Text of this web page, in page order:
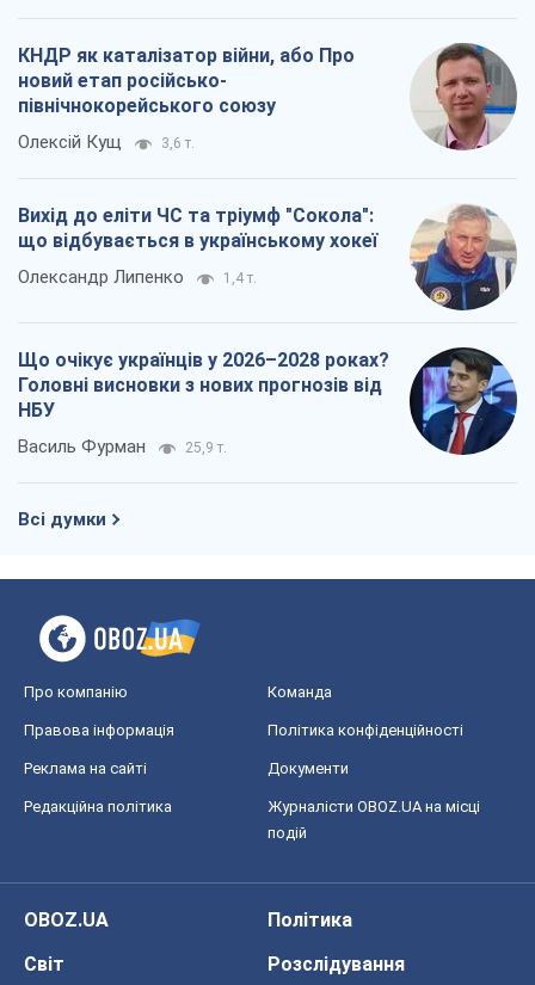
КНДР як каталізатор війни, або Про
новий етап російсько-
північнокорейського союзу
Олексій Кущ 3,6 т.
Вихід до еліти ЧС та тріумф "Сокола":
що відбувається в українському хокеї
Олександр Липенко 1,4 т.
Що очікує українців у 2026–2028 роках?
Головні висновки з нових прогнозів від
НБУ
Василь Фурман 25,9 т.
Всі думки
Про компанію Команда
Правова інформація Політика конфіденційності
Реклама на сайті Документи
Редакційна політика
Журналісти OBOZ.UA на місці
подій
OBOZ.UA
Політика
Світ
Розслідування